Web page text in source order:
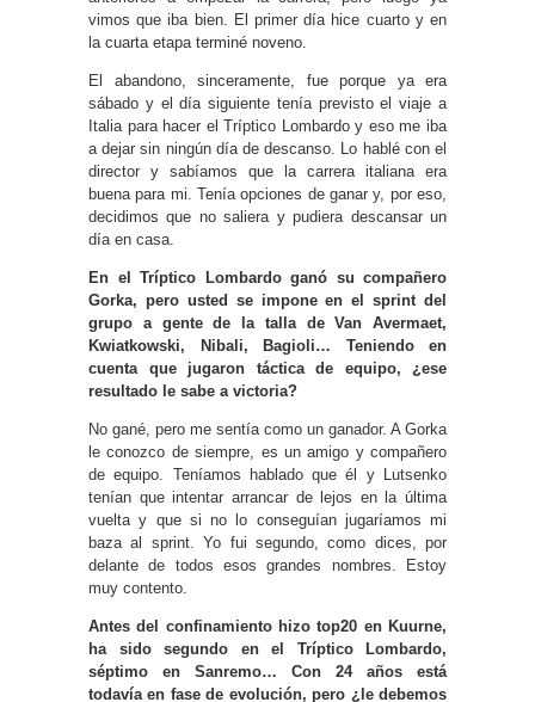
vimos que iba bien. El primer día hice cuarto y en
la cuarta etapa terminé noveno.
El abandono, sinceramente, fue porque ya era
sábado y el día siguiente tenía previsto el viaje a
Italia para hacer el Tríptico Lombardo y eso me iba
a dejar sin ningún día de descanso. Lo hablé con el
director y sabíamos que la carrera italiana era
buena para mi. Tenía opciones de ganar y, por eso,
decidimos que no saliera y pudiera descansar un
día en casa.
En el Tríptico Lombardo ganó su compañero
Gorka, pero usted se impone en el sprint del
grupo a gente de la talla de Van Avermaet,
Kwiatkowski, Nibali, Bagioli… Teniendo en
cuenta que jugaron táctica de equipo, ¿ese
resultado le sabe a victoria?
No gané, pero me sentía como un ganador. A Gorka
le conozco de siempre, es un amigo y compañero
de equipo. Teníamos hablado que él y Lutsenko
tenían que intentar arrancar de lejos en la última
vuelta y que si no lo conseguían jugaríamos mi
baza al sprint. Yo fui segundo, como dices, por
delante de todos esos grandes nombres. Estoy
muy contento.
Antes del confinamiento hizo top20 en Kuurne,
ha sido segundo en el Tríptico Lombardo,
séptimo en Sanremo… Con 24 años está
todavía en fase de evolución, pero ¿le debemos